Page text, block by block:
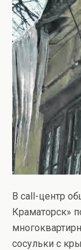
В call-центр
Краматорск»
сосульки с